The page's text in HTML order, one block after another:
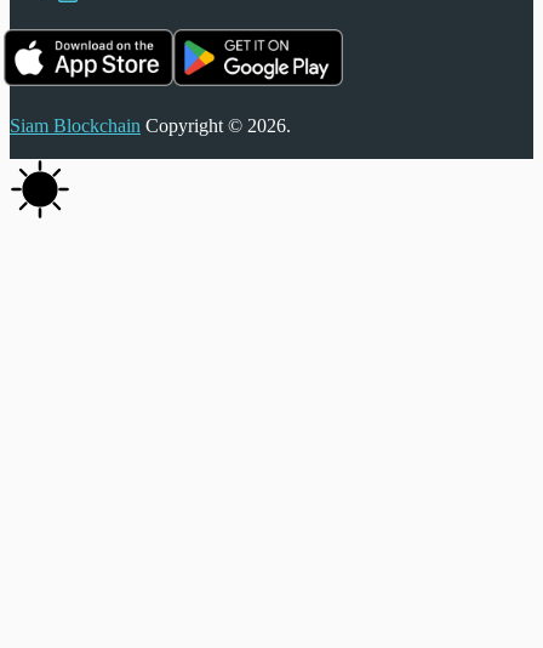
Siam Blockchain Copyright © 2026.